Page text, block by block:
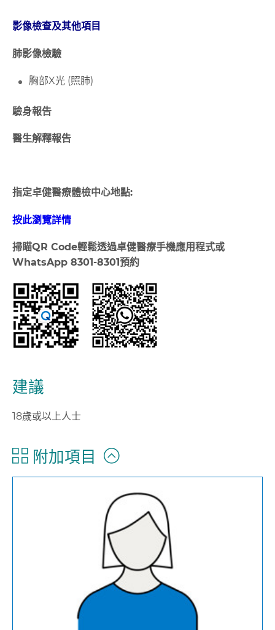
影像檢查及其他項目
肺影像檢驗
胸部X光 (照肺)
驗身報告
醫生解釋報告
指定卓健醫療體檢中心地點:
按此瀏覽詳情
掃瞄QR Code輕鬆透過卓健醫療手機應用程式或
WhatsApp 8301-8301預約
建議
18歲或以上人士
附加項目